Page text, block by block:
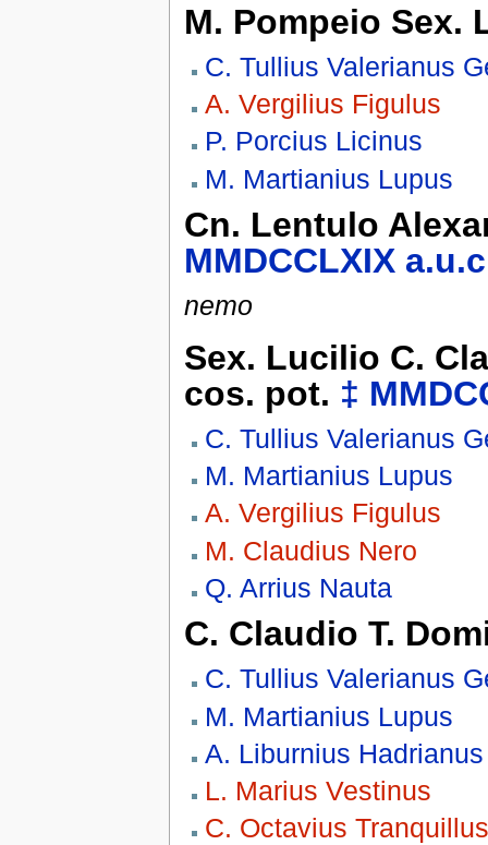
M. Pompeio
C. Tullius Valerianus
A. Vergilius Figulus
P. Porcius Licinus
M. Martianius Lupus
Cn. Lentulo
MMDCCLXIX
nemo
Sex. Lucilio C.
cos. pot. ‡
C. Tullius Valerianus
M. Martianius Lupus
A. Vergilius Figulus
M. Claudius Nero
Q. Arrius Nauta
C. Claudio T.
C. Tullius Valerianus
M. Martianius Lupus
A. Liburnius Hadrianus
L. Marius Vestinus
C. Octavius Tranquillus